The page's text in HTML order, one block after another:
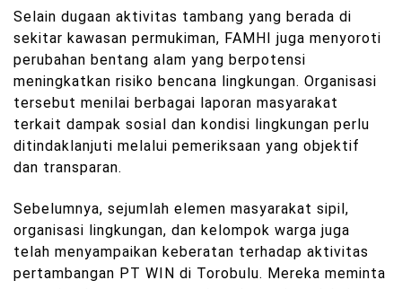
Selain dugaan aktivitas tambang yang berada di
sekitar kawasan permukiman, FAMHI juga menyoroti
perubahan bentang alam yang berpotensi
meningkatkan risiko bencana lingkungan. Organisasi
tersebut menilai berbagai laporan masyarakat
terkait dampak sosial dan kondisi lingkungan perlu
ditindaklanjuti melalui pemeriksaan yang objektif
dan transparan.
Sebelumnya, sejumlah elemen masyarakat sipil,
organisasi lingkungan, dan kelompok warga juga
telah menyampaikan keberatan terhadap aktivitas
pertambangan PT WIN di Torobulu. Mereka meminta